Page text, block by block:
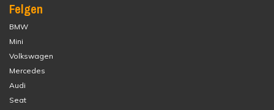
Felgen
BMW
Mini
Volkswagen
Mercedes
Audi
Seat